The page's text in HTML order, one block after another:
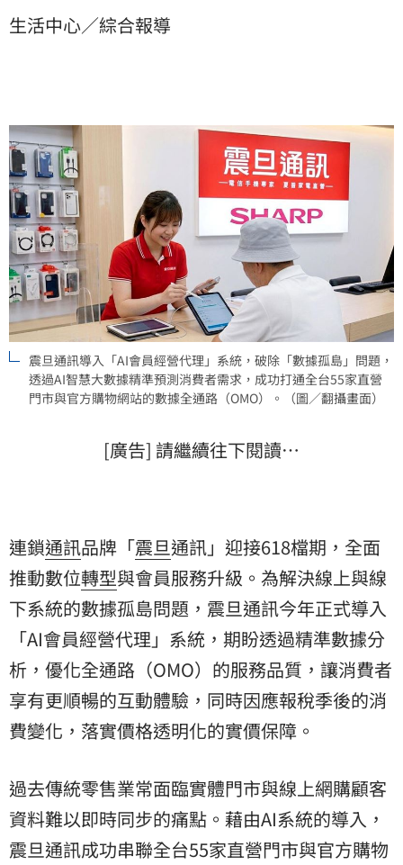
報稅季後的消費變化，落實價格透明化的實價保障。
生活中心／綜合報導
震旦通訊導入「AI會員經營代理」系統，破除「數據孤島」問題，
透過AI智慧大數據精準預測消費者需求，成功打通全台55家直營
門市與官方購物網站的數據全通路（OMO）。（圖／翻攝畫面）
[廣告] 請繼續往下閱讀…
連鎖通訊品牌「震旦通訊」迎接618檔期，全面
推動數位轉型與會員服務升級。為解決線上與線
下系統的數據孤島問題，震旦通訊今年正式導入
「AI會員經營代理」系統，期盼透過精準數據分
析，優化全通路（OMO）的服務品質，讓消費者
享有更順暢的互動體驗，同時因應報稅季後的消
費變化，落實價格透明化的實價保障。
過去傳統零售業常面臨實體門市與線上網購顧客
資料難以即時同步的痛點。藉由AI系統的導入，
震旦通訊成功串聯全台55家直營門市與官方購物